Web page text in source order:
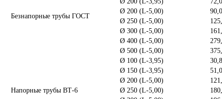
Безнапорные трубы ГОСТ
Ø 200 (L-5,00)
90,0
Ø 250 (L-5,00)
Ø 300 (L-5,00)
Ø 400 (L-5,00)
Ø 500 (L-5,00)
Напорные трубы ВТ-6
Ø 100 (L-3,95)
30,8
Ø 150 (L-3,95)
51,0
Ø 200 (L-5,00)
Ø 250 (L-5,00)